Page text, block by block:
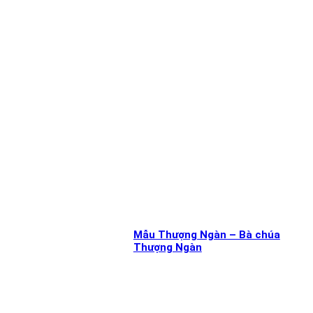
Mẫu Thượng Ngàn – Bà chúa
Thượng Ngàn